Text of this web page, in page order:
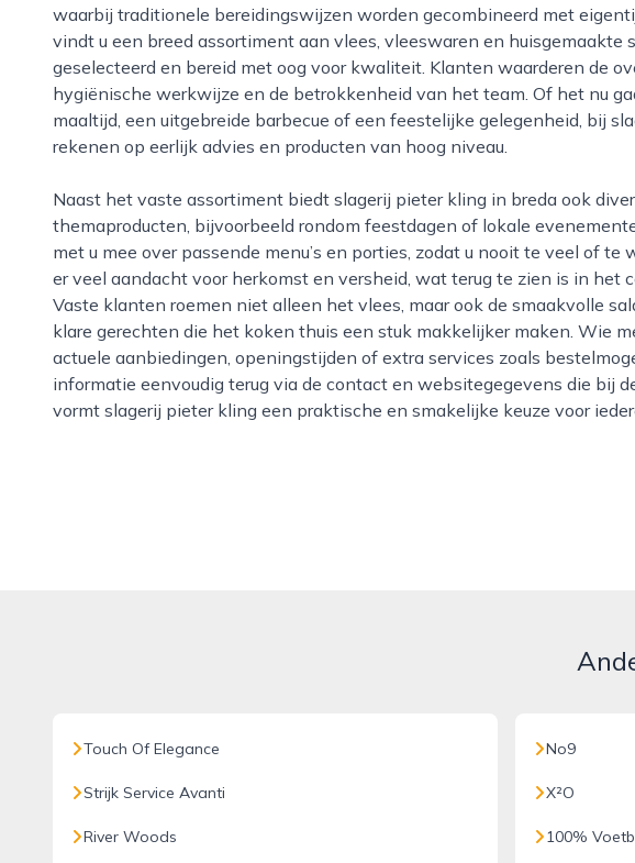
waarbij traditionele bereidingswijzen worden gecombineerd met
vindt u een breed assortiment aan vlees, vleeswaren en huisgemaakte
geselecteerd en bereid met oog voor kwaliteit. Klanten waarderen de
hygiënische werkwijze en de betrokkenheid van het team. Of het nu
maaltijd, een uitgebreide barbecue of een feestelijke gelegenheid, bij
rekenen op eerlijk advies en producten van hoog niveau.
Naast het vaste assortiment biedt slagerij pieter kling in breda ook diverse seizoensspecialiteiten en
themaproducten, bijvoorbeeld rondom feestdagen of lokale
met u mee over passende menu’s en porties, zodat u nooit te veel of te
er veel aandacht voor herkomst en versheid, wat terug te zien is in het
Vaste klanten roemen niet alleen het vlees, maar ook de smaakvolle
klare gerechten die het koken thuis een stuk makkelijker maken. Wie
actuele aanbiedingen, openingstijden of extra services zoals
informatie eenvoudig terug via de contact en websitegegevens die bij
vormt slagerij pieter kling een praktische en smakelijke keuze voor
Touch Of Elegance
Strijk Service Avanti
River Woods
No9
X²O
100%